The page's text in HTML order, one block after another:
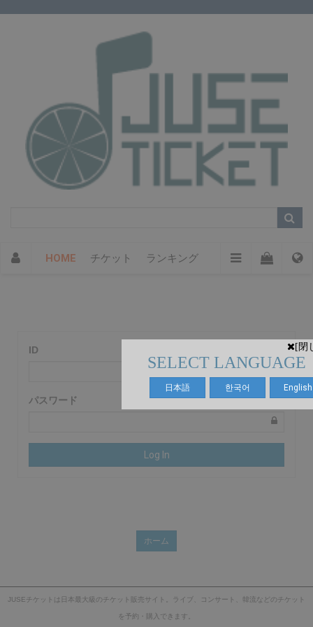
[閉
SELECT LANGUAGE
日本語 한국어 English
HOME チケット ランキング
ID
パスワード
Log In
ホーム
JUSEチケットは日本最大級のチケット販売サイト。ライブ、コンサート、韓流などのチケット
を予約・購入できます。